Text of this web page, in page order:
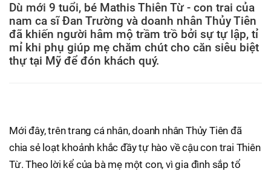
Dù mới 9 tuổi, bé Mathis Thiên Từ - con trai của
nam ca sĩ Đan Trường và doanh nhân Thủy Tiên
đã khiến người hâm mộ trầm trồ bởi sự tự lập, tỉ
mỉ khi phụ giúp mẹ chăm chút cho căn siêu biệt
thự tại Mỹ để đón khách quý.
Mới đây, trên trang cá nhân, doanh nhân Thủy Tiên đã
chia sẻ loạt khoảnh khắc đầy tự hào về cậu con trai Thiên
Từ. Theo lời kể của bà mẹ một con, vì gia đình sắp tổ